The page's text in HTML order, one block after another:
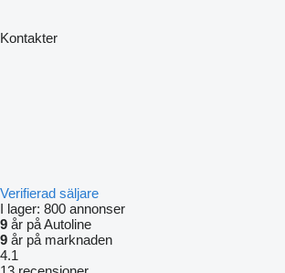
Kontakter
Verifierad säljare
I lager: 800 annonser
9 år på Autoline
9 år på marknaden
4.1